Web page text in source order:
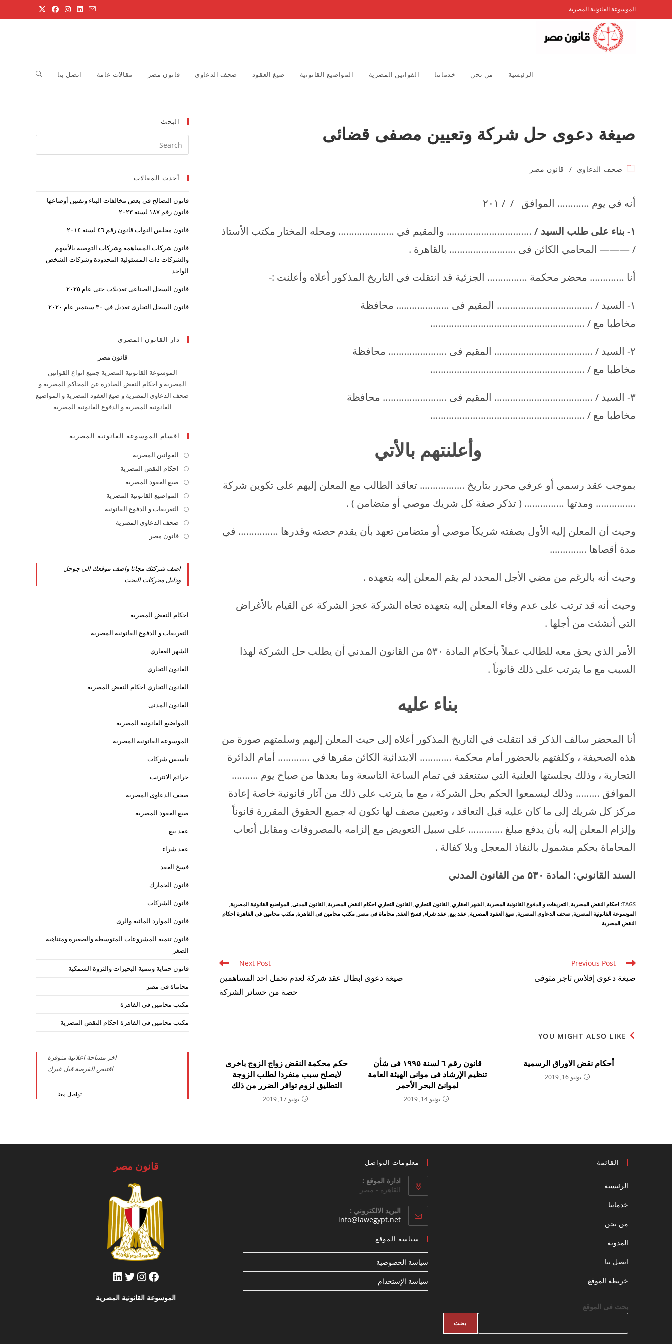
to
الموسوعة القانونية المصرية
الرئيسية من نحن خدماتنا القوانين المصرية المواضيع القانونية صيغ العقود صحف الدعاوى قانون مصر مقالات عامة اتصل بنا Toggle
صيغة دعوى حل شركة وتعيين مصفى قضائى
Post
صحف الدعاوى / قانون مصر
أنه في يوم ………… الموافق / / ۲۰۱
۱- بناء على طلب السيد /
………………………….. والمقيم في ………………… ومحله المختار مكتب الأستاذ
/ ——— المحامي الكائن فى ……………………. بالقاهرة .
أنا …………. محضر محكمة …………… الجزئية قد انتقلت في التاريخ المذكور أعلاه وأعلنت :-
۱- السيد / ……………………………… المقيم فى ……………….. محافظة
مخاطبا مع / ………………………………………………….
۲- السيد / ………………………………. المقيم فى …………………. محافظة
مخاطبا مع / ………………………………………………….
۳- السيد / ………………………………. المقيم فى …………………… محافظة
مخاطبا مع / ………………………………………………….
وأعلنتهم بالأتي
بموجب عقد رسمي أو عرفي محرر بتاريخ …………….. تعاقد الطالب مع المعلن إليهم على تكوين شركة
…………… ومدتها …………… ( تذكر صفة كل شريك موصي أو متضامن ) .
وحيث أن المعلن إليه الأول بصفته شريكاَ موصي أو متضامن تعهد بأن يقدم حصته وقدرها …………… في
مدة أقصاها …………..
وحيث أنه بالرغم من مضي الأجل المحدد لم يقم المعلن إليه بتعهده .
وحيث أنه قد ترتب على عدم وفاء المعلن إليه بتعهده تجاه الشركة عجز الشركة عن القيام بالأغراض
التي أنشئت من أجلها .
الأمر الذي يحق معه للطالب عملاً بأحكام المادة ۵۳۰ من القانون المدني أن يطلب حل الشركة لهذا
السبب مع ما يترتب على ذلك قانوناً .
بناء عليه
أنا المحضر سالف الذكر قد انتقلت في التاريخ المذكور أعلاه إلى حيث المعلن إليهم وسلمتهم صورة من
هذه الصحيفة ، وكلفتهم بالحضور أمام محكمة ………… الابتدائية الكائن مقرها في ………… أمام الدائرة
التجارية ، وذلك بجلستها العلنية التي ستنعقد في تمام الساعة التاسعة وما بعدها من صباح يوم ……….
الموافق ……… وذلك ليسمعوا الحكم بحل الشركة ، مع ما يترتب على ذلك من آثار قانونية خاصة إعادة
مركز كل شريك إلى ما كان عليه قبل التعاقد ، وتعيين مصف لها تكون له جميع الحقوق المقررة قانوناً
وإلزام المعلن إليه بأن يدفع مبلغ …………. على سبيل التعويض مع إلزامه بالمصروفات ومقابل أتعاب
المحاماة بحكم مشمول بالنفاذ المعجل وبلا كفالة .
السند القانوني: المادة ۵۳۰ من القانون المدني
TAGS
: احكام النقض المصرية, التعريفات و الدفوع القانونية المصرية, الشهر العقاري, القانون التجاري, القانون التجاري احكام النقض المصرية, القانون المدنى, المواضيع القانونية المصرية,
الموسوعة القانونية المصرية, صحف الدعاوى المصرية, صيغ العقود المصرية, عقد بيع, عقد شراء, فسخ العقد, محاماة فى مصر , مكتب محامين فى القاهرة, مكتب محامين فى القاهرة احكام
النقض المصرية
Read
articles
Previous Post
صيغة دعوى إفلاس تاجر متوفى
Next Post
صيغة دعوى ابطال عقد شركة لعدم تحمل احد المساهمين
حصة من خسائر الشركة
YOU MIGHT ALSO LIKE
حكم محكمة النقض زواج الزوج باخرى
لايصلح سبب منفردا لطلب الزوجة
التطليق لزوم توافر الضرر من ذلك
يونيو 17, 2019
قانون رقم ٦ لسنة ۱۹۹۵ فى شأن
تنظيم الإرشاد فى موانى الهيئة العامة
لموانئ البحر الأحمر
يونيو 14, 2019
أحكام نقض الاوراق الرسمية
يونيو 16, 2019
البحث
Escape
أحدث المقالات
قانون التصالح في بعض مخالفات البناء وتقنين أوضاعها
قانون رقم ۱۸۷ لسنة ۲۰۲۳
قانون مجلس النواب قانون رقم ٤٦ لسنة ٢٠١٤
قانون شركات المساهمة وشركات التوصية بالأسهم
والشركات ذات المسئولية المحدودة وشركات الشخص
الواحد
قانون السجل الصناعى تعديلات حتى عام ٢٠٢٥
قانون السجل التجارى تعديل في ٣٠ سبتمبر عام ٢٠٢٠
دار القانون المصري
قانون مصر
الموسوعة القانونية المصرية جميع انواع القوانين
المصرية و احكام النقض الصادرة عن المحاكم المصرية و
صحف الدعاوى المصرية و صيغ العقود المصرية و المواضيع
القانونية المصرية و الدفوع القانونية المصرية
اقسام الموسوعة القانونية المصرية
القوانين المصرية
in
a
new
tab
احكام النقض المصرية
a
new
صيغ العقود المصرية
in
a
new
المواضيع القانونية المصرية
inالتعريفات و الدفوع القانونية
صحف الدعاوى المصرية
tab
قانون مصر
new
tab
اضف شركتك مجانا واضف موقعك الى جوجل
ودليل محركات البحث
احكام النقض المصرية
التعريفات و الدفوع القانونية المصرية
الشهر العقاري
القانون التجاري
القانون التجاري احكام النقض المصرية
القانون المدنى
المواضيع القانونية المصرية
الموسوعة القانونية المصرية
تأسيس شركات
جرائم الانترنت
صحف الدعاوى المصرية
صيغ العقود المصرية
عقد بيع
عقد شراء
فسخ العقد
قانون الجمارك
قانون الشركات
قانون الموارد المائية والرى
قانون تنمية المشروعات المتوسطة والصغيرة ومتناهية
الصغر
قانون حماية وتنمية البحيرات والثروة السمكية
محاماة فى مصر
مكتب محامين فى القاهرة
مكتب محامين فى القاهرة احكام النقض المصرية
اخر مساحة اعلانية متوفرة
اقتنص الفرصة قبل غيرك
تواصل معنا
القائمة
الرئيسية
خدماتنا
من نحن
المدونة
اتصل بنا
خريطة الموقع
بحث فى الموقع
بحث
معلومات التواصل
ادارة الموقع :
القاهرة - مصر
البريد الالكتروني :
info@lawegypt.net
Opens
سياسة الموقع
سياسة الخصوصية
سياسة الإستخدام
قانون مصر
فيسبوكإنستجرام
تويتر لينكد إن
الموسوعة القانونية المصرية